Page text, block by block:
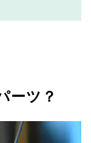
ーツ？